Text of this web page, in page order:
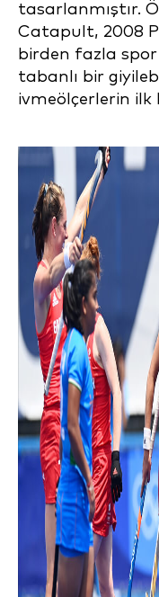
tasarlanmıştır.
Catapult, 2008
birden fazla
tabanlı bir
ivmeölçerlerin